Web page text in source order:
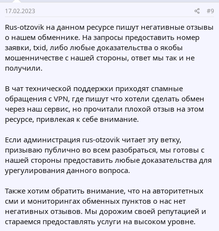
17.02.2023 #9
Rus-otzovik на данном ресурсе пишут негативные отзывы
о нашем обменнике. На запросы предоставить номер
заявки, txid, либо любые доказательства о якобы
мошенничестве с нашей стороны, ответ мы так и не
получили.
В чат технической поддержки приходят спамные
обращения с VPN, где пишут что хотели сделать обмен
через наш сервис, но прочитали плохой отзыв на этом
ресурсе, привлекая к себе внимание.
Если администрация rus-otzovik читает эту ветку,
призываю публично во всем разобраться, мы готовы с
нашей стороны предоставить любые доказательства для
урегулирования данного вопроса.
Также хотим обратить внимание, что на авторитетных
сми и мониторингах обменных пунктов о нас нет
негативных отзывов. Мы дорожим своей репутацией и
стараемся предоставлять услуги на высоком уровне.